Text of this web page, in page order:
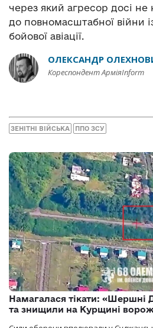
через який агресор досі
до повномасштабної війни
бойової авіації.
ОЛЕКСАНДР
Кореспондент АрміяInform
ЗЕНІТНІ ВІЙСЬКА ППО ЗСУ
Намагалася тікати: «Шершні
та знищили на Курщині